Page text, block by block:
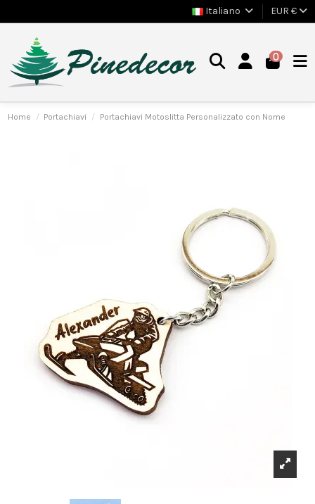
Italiano EUR €
0
Home Portachiavi Portachiavi Motoslitta Personalizzato con Nome